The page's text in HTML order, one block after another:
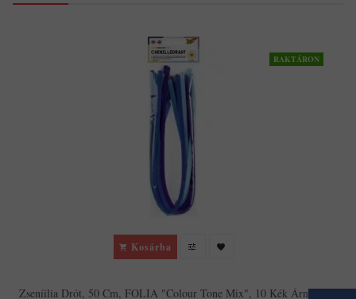
RAKTÁRON
Kosárba
Zseníilia Drót, 50 Cm, FOLIA "Colour Tone Mix", 10 Kék Árnyalat